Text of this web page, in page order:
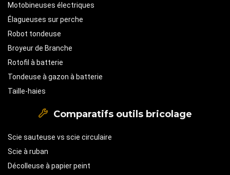
Motobineuses électriques
Élagueuses sur perche
Robot tondeuse
Broyeur de Branche
Rotofil à batterie
Tondeuse à gazon à batterie
Taille-haies
Comparatifs outils bricolage
Scie sauteuse vs scie circulaire
Scie à ruban
Décolleuse à papier peint